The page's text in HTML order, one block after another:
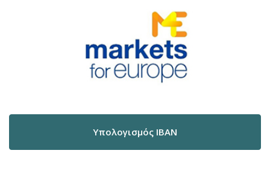
Υπολογισμός IBAN